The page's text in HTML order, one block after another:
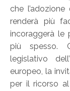
che
renderà più
incoraggerà le
più spesso.
legislativo
europeo, la
per il ricorso